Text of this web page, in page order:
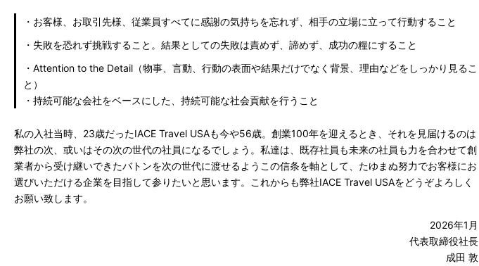
・お客様、お取引先様、従業員すべてに感謝の気持ちを忘れず、相手の立場に立って行動すること
・失敗を恐れず挑戦すること。結果としての失敗は責めず、諦めず、成功の糧にすること
・Attention to the Detail（物事、言動、行動の表面や結果だけでなく背景、理由などをしっかり見るこ
と）
・持続可能な会社をベースにした、持続可能な社会貢献を行うこと
私の入社当時、23歳だったIACE Travel USAも今や56歳。創業100年を迎えるとき、それを見届けるのは
弊社の次、或いはその次の世代の社員になるでしょう。私達は、既存社員も未来の社員も力を合わせて創
業者から受け継いできたバトンを次の世代に渡せるようこの信条を軸として、たゆまぬ努力でお客様にお
選びいただける企業を目指して参りたいと思います。これからも弊社IACE Travel USAをどうぞよろしく
お願い致します。
2026年1月
代表取締役社長
成田 敦